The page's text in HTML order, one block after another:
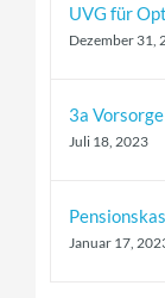
UVG für
Dezember 31,
3a Vorsorge
Juli 18, 2023
Januar 17,